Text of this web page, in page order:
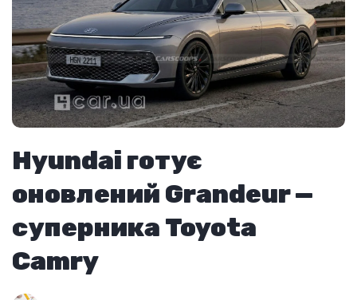
Hyundai готує
оновлений Grandeur —
суперника Toyota
Camry